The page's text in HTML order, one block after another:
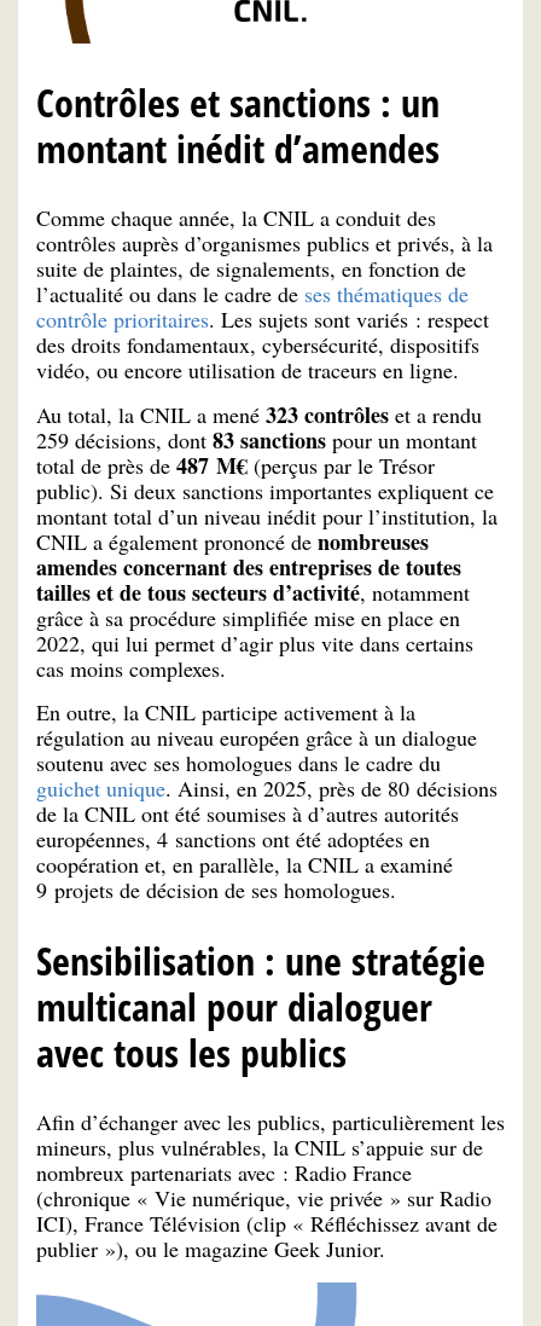
Contrôles et sanctions : un
montant inédit d’amendes
Comme chaque année, la CNIL a conduit des
contrôles auprès d’organismes publics et privés, à la
suite de plaintes, de signalements, en fonction de
l’actualité ou dans le cadre de ses thématiques de
contrôle prioritaires. Les sujets sont variés : respect
des droits fondamentaux, cybersécurité, dispositifs
vidéo, ou encore utilisation de traceurs en ligne.
Au total, la CNIL a mené 323 contrôles et a rendu
259 décisions, dont 83 sanctions pour un montant
total de près de 487 M€ (perçus par le Trésor
public). Si deux sanctions importantes expliquent ce
montant total d’un niveau inédit pour l’institution, la
CNIL a également prononcé de nombreuses
amendes concernant des entreprises de toutes
tailles et de tous secteurs d’activité, notamment
grâce à sa procédure simplifiée mise en place en
2022, qui lui permet d’agir plus vite dans certains
cas moins complexes.
En outre, la CNIL participe activement à la
régulation au niveau européen grâce à un dialogue
soutenu avec ses homologues dans le cadre du
guichet unique. Ainsi, en 2025, près de 80 décisions
de la CNIL ont été soumises à d’autres autorités
européennes, 4 sanctions ont été adoptées en
coopération et, en parallèle, la CNIL a examiné
9 projets de décision de ses homologues.
Sensibilisation : une stratégie
multicanal pour dialoguer
avec tous les publics
Afin d’échanger avec les publics, particulièrement les
mineurs, plus vulnérables, la CNIL s’appuie sur de
nombreux partenariats avec : Radio France
(chronique « Vie numérique, vie privée » sur Radio
ICI), France Télévision (clip « Réfléchissez avant de
publier »), ou le magazine Geek Junior.